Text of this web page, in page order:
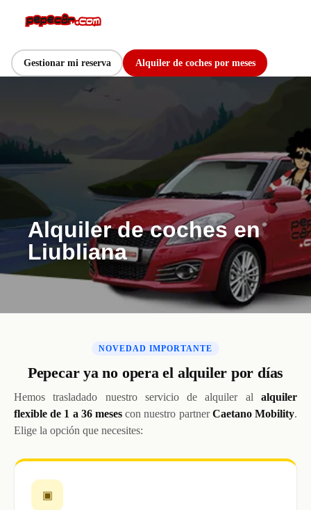
Gestionar mi reserva Alquiler de coches por meses
Alquiler de coches en
Liubliana
NOVEDAD IMPORTANTE
Pepecar ya no opera el alquiler por días
Hemos trasladado nuestro servicio de alquiler al alquiler
flexible de 1 a 36 meses con nuestro partnerCaetano Mobility.
Elige la opción que necesites:
▣